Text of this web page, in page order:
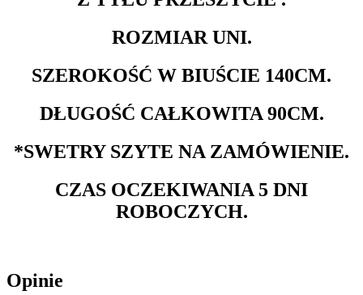
ROZMIAR UNI.
SZEROKOŚĆ W BIUŚCIE 140CM.
DŁUGOŚĆ CAŁKOWITA 90CM.
*SWETRY SZYTE NA ZAMÓWIENIE.
CZAS OCZEKIWANIA 5 DNI
ROBOCZYCH.
Opinie